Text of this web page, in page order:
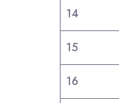
14
15
16